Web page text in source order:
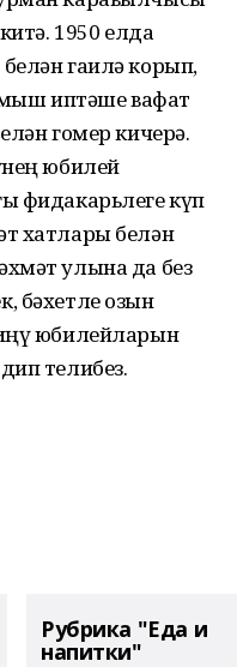
1950 елда
гаилә корып,
иптәше вафат
гомер кичерә.
юбилей
фидакарьлеге күп
хатлары белән
улына да без
бәхетле озын
юбилейларын
телибез.
Рубрика "Еда и
напитки"